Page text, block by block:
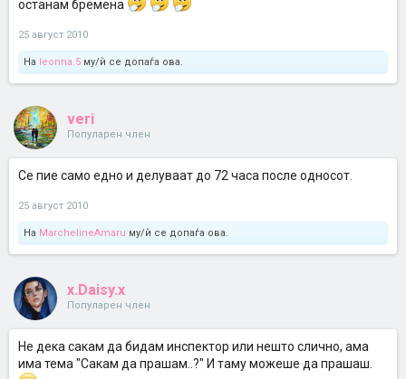
останам бремена
25 август 2010
На leonna.5 му/ѝ се допаѓа ова.
veri
Популарен член
Се пие само едно и делуваат до 72 часа после односот.
25 август 2010
На MarchelineAmaru му/ѝ се допаѓа ова.
x.Daisy.x
Популарен член
Не дека сакам да бидам инспектор или нешто слично, ама
има тема "Сакам да прашам..?" И таму можеше да прашаш.